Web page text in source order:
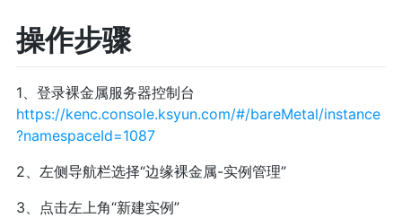
操作步骤
1、登录裸金属服务器控制台
https://kenc.console.ksyun.com/#/bareMetal/instance
?namespaceId=1087
2、左侧导航栏选择“边缘裸金属-实例管理”
3、点击左上角“新建实例”